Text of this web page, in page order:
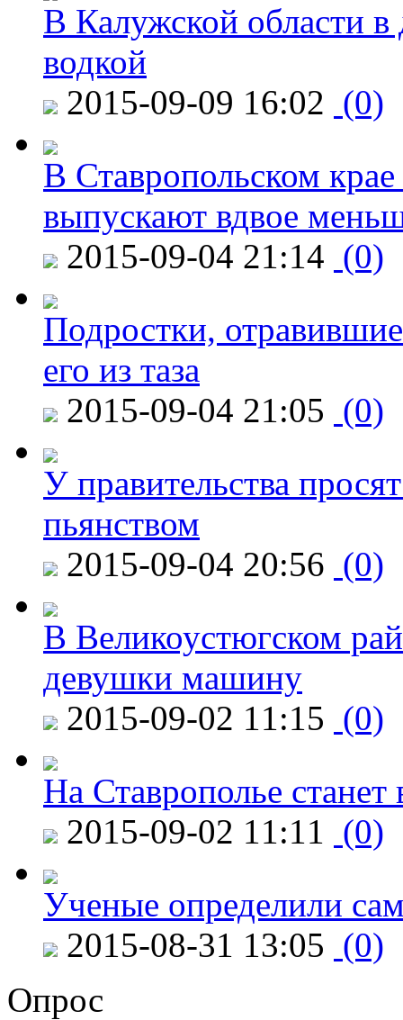
В Калужской области в
водкой
2015-09-09 16:02 (0)
В Ставропольском
выпускают вдвое
2015-09-04 21:14 (0)
Подростки,
его из таза
2015-09-04 21:05 (0)
У правительства
пьянством
2015-09-04 20:56 (0)
В Великоустюгском
девушки машину
2015-09-02 11:15 (0)
На Ставрополье
2015-09-02 11:11 (0)
Ученые определили
2015-08-31 13:05 (0)
Опрос